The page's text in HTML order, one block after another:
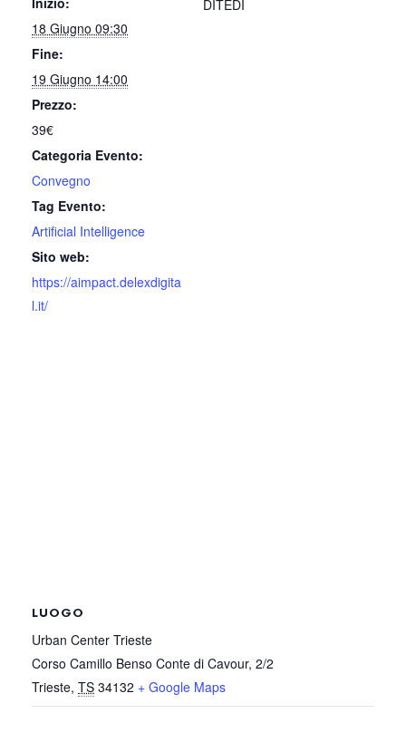
18 Giugno 09:30
Fine:
19 Giugno 14:00
Prezzo:
39€
Categoria Evento:
Convegno
Tag Evento:
Artificial Intelligence
Sito web:
https://aimpact.delexdigita
l.it/
DITEDI
LUOGO
Urban Center Trieste
Corso Camillo Benso Conte di Cavour, 2/2
Trieste, TS 34132 + Google Maps